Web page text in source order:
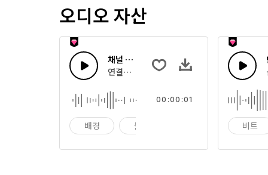
오디오 자산
채널 정적
연결을 찾을 때 발생하는 라디오 채널에서의
배경 블랙
00:00:01
비트